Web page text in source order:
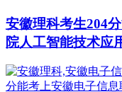
安徽理科考生204
院人工智能技术应